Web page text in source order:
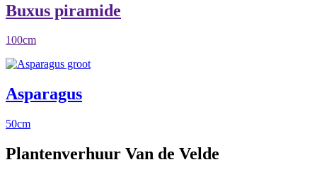
Buxus piramide
100cm
Asparagus
50cm
Plantenverhuur Van de Velde